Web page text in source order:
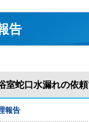
告
室蛇口水漏れの依
報告